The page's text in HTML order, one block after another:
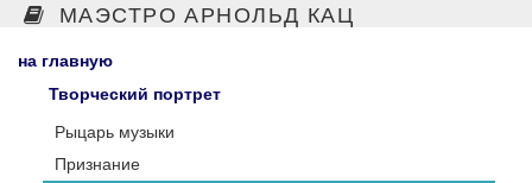
МАЭСТРО АРНОЛЬД КАЦ
на главную
Творческий портрет
Рыцарь музыки
Признание